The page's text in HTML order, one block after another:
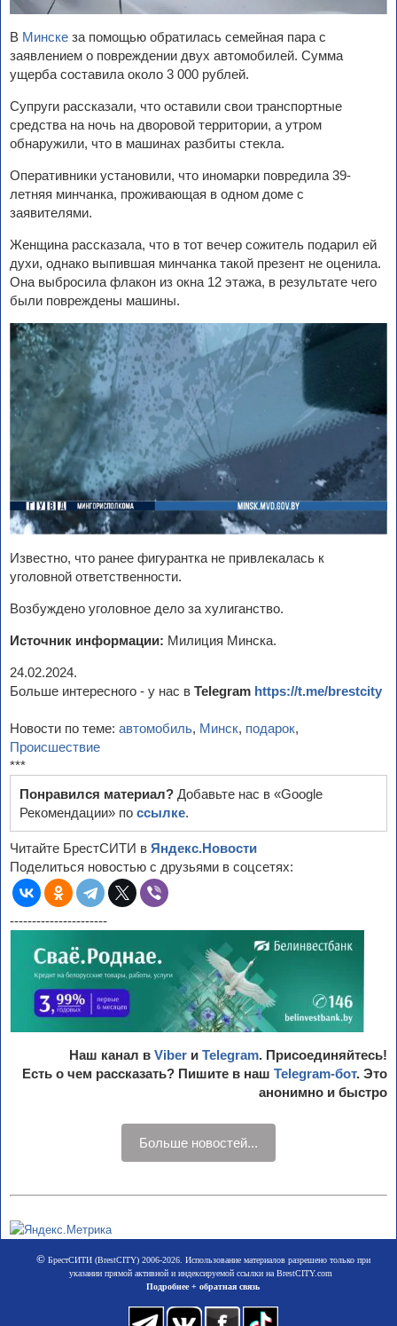
В Минске за помощью обратилась семейная пара с
заявлением о повреждении двух автомобилей. Сумма
ущерба составила около 3 000 рублей.
Супруги рассказали, что оставили свои транспортные
средства на ночь на дворовой территории, а утром
обнаружили, что в машинах разбиты стекла.
Оперативники установили, что иномарки повредила 39-
летняя минчанка, проживающая в одном доме с
заявителями.
Женщина рассказала, что в тот вечер сожитель подарил ей
духи, однако выпившая минчанка такой презент не оценила.
Она выбросила флакон из окна 12 этажа, в результате чего
были повреждены машины.
Известно, что ранее фигурантка не привлекалась к
уголовной ответственности.
Возбуждено уголовное дело за хулиганство.
Источник информации: Милиция Минска.
24.02.2024.
Больше интересного - у нас в Telegram https://t.me/brestcity
Новости по теме: автомобиль, Минск, подарок,
Происшествие
***
Понравился материал? Добавьте нас в «Google
Рекомендации» по ссылке.
Читайте БрестСИТИ в Яндекс.Новости
Поделиться новостью с друзьями в соцсетях:
----------------------
Наш канал в Viber и Telegram. Присоединяйтесь!
Есть о чем рассказать? Пишите в наш Telegram-бот. Это
анонимно и быстро
Больше новостей...
©БрестСИТИ (BrestCITY) 2006-2026. Использование материалов разрешено только при
указании прямой активной и индексируемой ссылки на BrestCITY.com
Подробнее + обратная связь